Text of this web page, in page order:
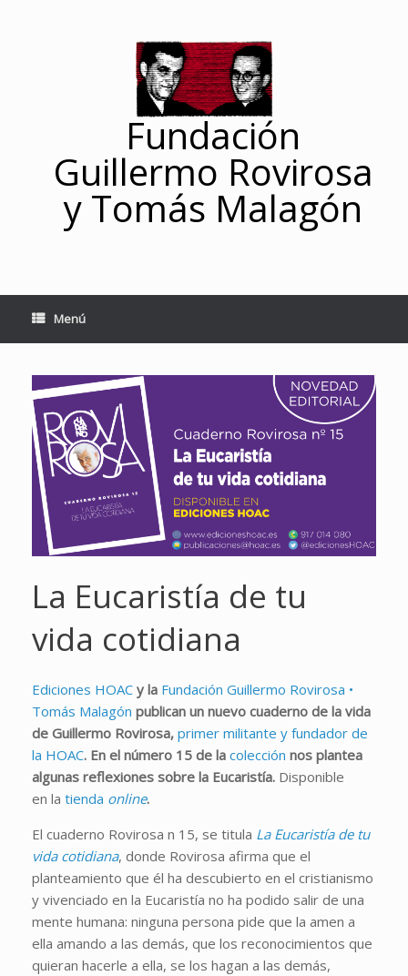
Fundación
Guillermo Rovirosa
y Tomás Malagón
Menú
La Eucaristía de tu
vida cotidiana
Ediciones HOAC y la Fundación Guillermo Rovirosa •
Tomás Malagón publican un nuevo cuaderno de la vida
de Guillermo Rovirosa, primer militante y fundador de
la HOAC. En el número 15 de la colección nos plantea
algunas reflexiones sobre la Eucaristía. Disponible
en la tienda online.
El cuaderno Rovirosa n 15, se titula La Eucaristía de tu
vida cotidiana, donde Rovirosa afirma que el
planteamiento que él ha descubierto en el cristianismo
y vivenciado en la Eucaristía no ha podido salir de una
mente humana: ninguna persona pide que la amen a
ella amando a las demás, que los reconocimientos que
quieran hacerle a ella, se los hagan a las demás,